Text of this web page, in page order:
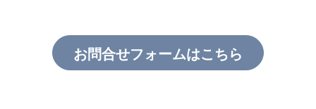
お問合せフォームはこちら